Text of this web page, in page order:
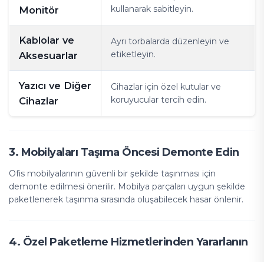
Monitör
kullanarak sabitleyin.
Kablolar ve
Aksesuarlar
Ayrı torbalarda düzenleyin ve
etiketleyin.
Yazıcı ve Diğer
Cihazlar
Cihazlar için özel kutular ve
koruyucular tercih edin.
3. Mobilyaları Taşıma Öncesi Demonte Edin
Ofis mobilyalarının güvenli bir şekilde taşınması için
demonte edilmesi önerilir. Mobilya parçaları uygun şekilde
paketlenerek taşınma sırasında oluşabilecek hasar önlenir.
4. Özel Paketleme Hizmetlerinden Yararlanın